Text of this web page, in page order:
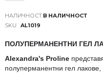
В НАЛИЧНОСТ
SKU
AL1019
ПОЛУПЕРМАНЕНТНИ ГЕЛ
Alexandra's Proline
полуперманентни гел
снимки